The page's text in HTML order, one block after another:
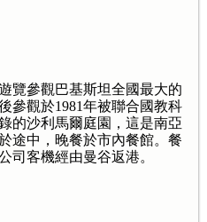
覽參觀巴基斯坦全國最大的
參觀於1981年被聯合國教科
的沙利馬爾庭園，這是南亞
途中，晚餐於市內餐館。餐
司客機經由曼谷返港。